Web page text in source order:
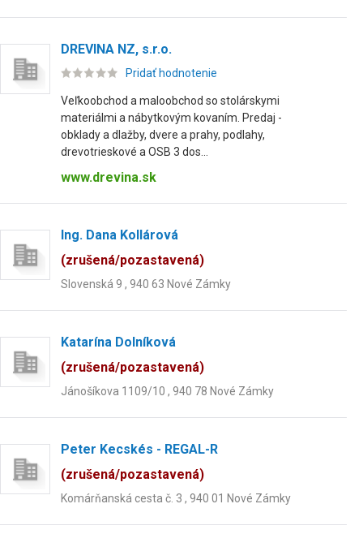
DREVINA NZ, s.r.o.
Pridať hodnotenie
Veľkoobchod a maloobchod so stolárskymi
materiálmi a nábytkovým kovaním. Predaj -
obklady a dlažby, dvere a prahy, podlahy,
drevotrieskové a OSB 3 dos...
www.drevina.sk
Ing. Dana Kollárová
(zrušená/pozastavená)
Slovenská 9 , 940 63 Nové Zámky
Katarína Dolníková
(zrušená/pozastavená)
Jánošíkova 1109/10 , 940 78 Nové Zámky
Peter Kecskés - REGAL-R
(zrušená/pozastavená)
Komárňanská cesta č. 3 , 940 01 Nové Zámky